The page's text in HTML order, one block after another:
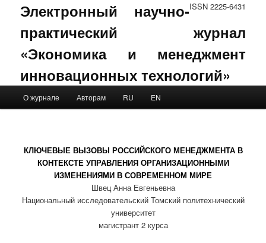
ISSN 2225-6431
Электронный научно-
практический журнал
«Экономика и менеджмент
инновационных технологий»
Skip to primary content
Skip to secondary content
О журнале Авторам RU EN
КЛЮЧЕВЫЕ ВЫЗОВЫ РОССИЙСКОГО МЕНЕДЖМЕНТА В
КОНТЕКСТЕ УПРАВЛЕНИЯ ОРГАНИЗАЦИОННЫМИ
ИЗМЕНЕНИЯМИ В СОВРЕМЕННОМ МИРЕ
Швец Анна Евгеньевна
Национальный исследовательский Томский политехнический
университет
магистрант 2 курса